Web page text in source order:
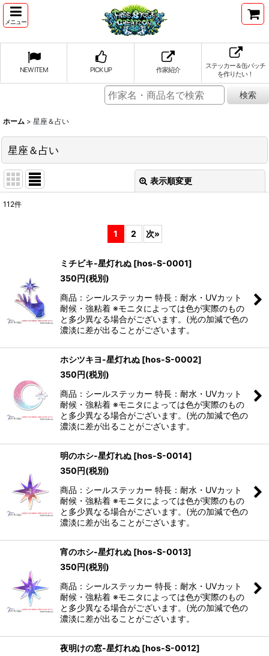
メニュー
NEW ITEM PICK UP 作家紹介
ステッカー＆缶バッチ
を作りたい！
ホーム > 星座＆占い
星座＆占い
表示順変更
112件
1 2 次»
ミチビキ-星灯れぬ [hos-S-0001]
350円(税別)
商品：シールステッカー 特長：耐水・UVカット
耐候・強粘着 ※モニタによっては色が実際のもの
と多少異なる場合がございます。(光の加減で色の
濃淡に差が出ることがございます。
ホシツキヨ-星灯れぬ [hos-S-0002]
350円(税別)
商品：シールステッカー 特長：耐水・UVカット
耐候・強粘着 ※モニタによっては色が実際のもの
と多少異なる場合がございます。(光の加減で色の
濃淡に差が出ることがございます。
明のホシ-星灯れぬ [hos-S-0014]
350円(税別)
商品：シールステッカー 特長：耐水・UVカット
耐候・強粘着 ※モニタによっては色が実際のもの
と多少異なる場合がございます。(光の加減で色の
濃淡に差が出ることがございます。
宵のホシ-星灯れぬ [hos-S-0013]
350円(税別)
商品：シールステッカー 特長：耐水・UVカット
耐候・強粘着 ※モニタによっては色が実際のもの
と多少異なる場合がございます。(光の加減で色の
濃淡に差が出ることがございます。
夜明けの窓-星灯れぬ [hos-S-0012]